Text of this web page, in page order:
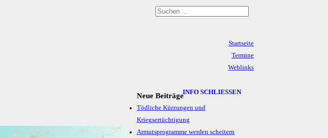
Startseite
Termine
Weblinks
Impressum & Datenschutz
INFO SCHLIESSEN
Neue Beiträge
Tödliche Kürzungen und
Kriegsertüchtigung
Armutsprogramme werden scheitern